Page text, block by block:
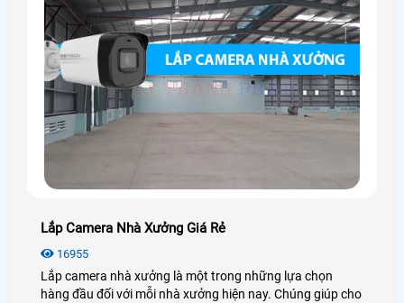
Lắp Camera Nhà Xưởng Giá Rẻ
16955
Lắp camera nhà xưởng là một trong những lựa chọn
hàng đầu đối với mỗi nhà xưởng hiện nay. Chúng giúp cho